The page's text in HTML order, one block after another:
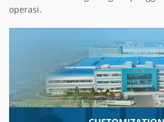
operasi.